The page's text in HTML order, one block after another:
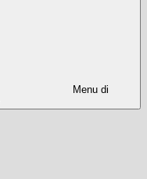
Menu di